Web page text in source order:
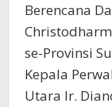
Berencana
se-Provinsi
Kepala
Utara Ir.